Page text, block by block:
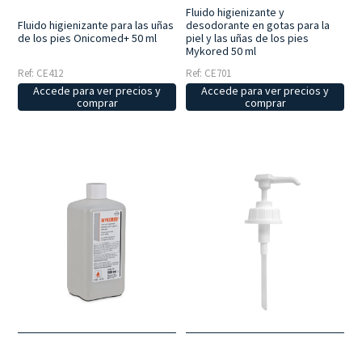
Fluido higienizante para las uñas
de los pies Onicomed+ 50 ml
Ref: CE412
Accede para ver precios y
comprar
Fluido higienizante y
desodorante en gotas para la
piel y las uñas de los pies
Mykored 50 ml
Ref: CE701
Accede para ver precios y
comprar